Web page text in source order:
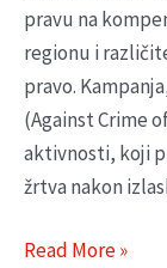
pravu na
regionu i
pravo.
(Against Crime
aktivnosti, koji
žrtva nakon
Read More »